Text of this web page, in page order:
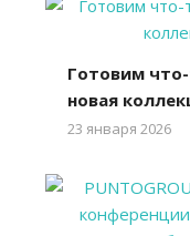
Готовим
новая
23 января 2026